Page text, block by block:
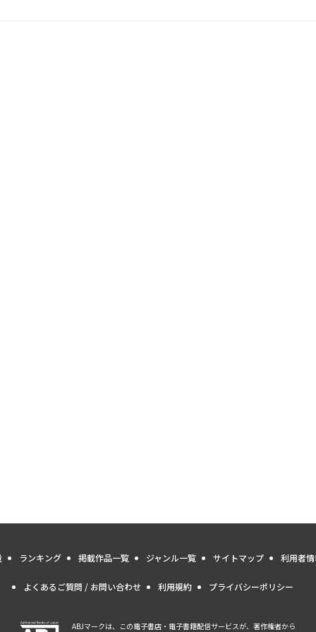
ランキング 掲載作品一覧 ジャンル一覧 サイトマップ 利用者
よくあるご質問 / お問い合わせ 利用規約 プライバシーポリシー
ABJマークは、この電子書店・電子書籍配信サービスが、著作権者から